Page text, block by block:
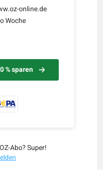
online.de
Woche
% sparen
Abo? Super!